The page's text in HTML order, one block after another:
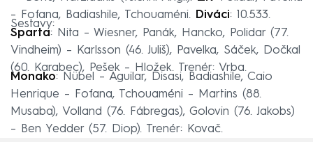
–⁠ Fofana, Badiashile, Tchouaméni. Diváci: 10.533.
Sestavy:
Sparta: Nita –⁠ Wiesner, Panák, Hancko, Polidar (77.
Vindheim) –⁠ Karlsson (46. Juliš), Pavelka, Sáček, Dočkal
(60. Karabec), Pešek –⁠ Hložek. Trenér: Vrba.
Monako: Nübel –⁠ Aguilar, Disasi, Badiashile, Caio
Henrique –⁠ Fofana, Tchouaméni –⁠ Martins (88.
Musaba), Volland (76. Fábregas), Golovin (76. Jakobs)
–⁠ Ben Yedder (57. Diop). Trenér: Kovač.